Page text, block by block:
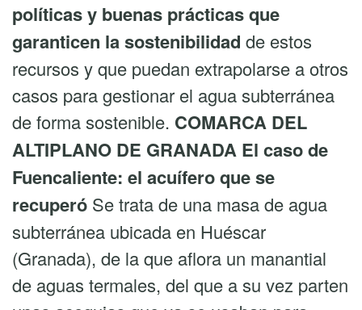
políticas y buenas prácticas que
garanticen la sostenibilidad de estos
recursos y que puedan extrapolarse a otros
casos para gestionar el agua subterránea
de forma sostenible. COMARCA DEL
ALTIPLANO DE GRANADA El caso de
Fuencaliente: el acuífero que se
recuperó Se trata de una masa de agua
subterránea ubicada en Huéscar
(Granada), de la que aflora un manantial
de aguas termales, del que a su vez parten